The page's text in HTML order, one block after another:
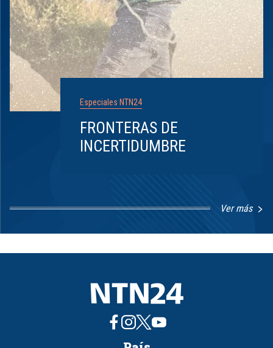
Especiales NTN24
FRONTERAS DE
INCERTIDUMBRE
Ver más
8